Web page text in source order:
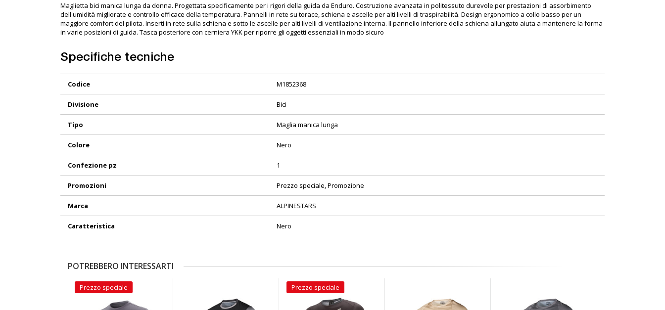
Maglietta bici manica lunga da donna. Progettata specificamente per i rigori della guida da Enduro. Costruzione avanzata in politessuto durevole per prestazioni di assorbimento
dell'umidità migliorate e controllo efficace della temperatura. Pannelli in rete su torace, schiena e ascelle per alti livelli di traspirabilità. Design ergonomico a collo basso per un
maggiore comfort del pilota. Inserti in rete sulla schiena e sotto le ascelle per alti livelli di ventilazione interna. Il pannello inferiore della schiena allungato aiuta a mantenere la forma
in varie posizioni di guida. Tasca posteriore con cerniera YKK per riporre gli oggetti essenziali in modo sicuro
Specifiche tecniche
Informazioni
Codice M1852368
Divisione Bici
Tipo Maglia manica lunga
Colore Nero
Confezione pz 1
Promozioni Prezzo speciale, Promozione
Marca ALPINESTARS
Caratteristica Nero
POTREBBERO INTERESSARTI
Prezzo speciale Prezzo speciale